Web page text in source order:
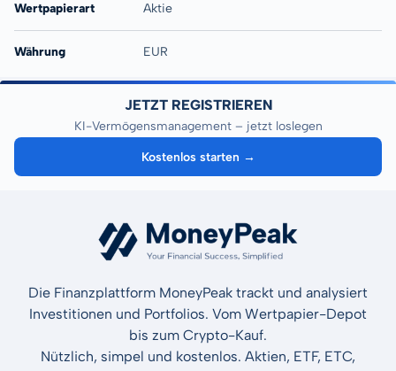
Wertpapierart Aktie
Währung EUR
JETZT REGISTRIEREN
KI-Vermögensmanagement – jetzt loslegen
Kostenlos starten →
Die Finanzplattform MoneyPeak trackt und analysiert
Investitionen und Portfolios. Vom Wertpapier-Depot
bis zum Crypto-Kauf.
Nützlich, simpel und kostenlos. Aktien, ETF, ETC,